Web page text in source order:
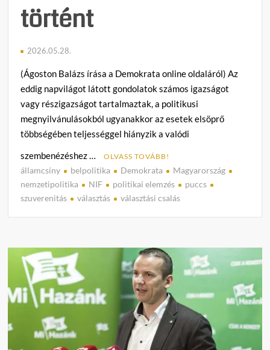
történt
2026.05.28.
(Ágoston Balázs írása a Demokrata online oldaláról) Az
eddig napvilágot látott gondolatok számos igazságot
vagy részigazságot tartalmaztak, a politikusi
megnyilvánulásokból ugyanakkor az esetek elsöprő
többségében teljességgel hiányzik a valódi
szembenézéshez …
OLVASS TOVÁBB!
államcsíny belpolitika Demokrata
Magyarország
nemzetipolitika
NIF politikai elemzés
puccs
szuverenitás
választás választási csalás
n
t
puccs